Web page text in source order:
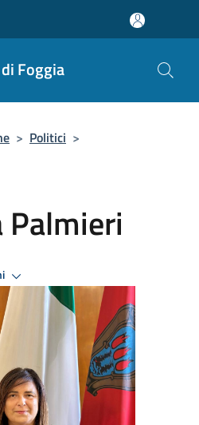
Foggia
> Politici >
Palmieri